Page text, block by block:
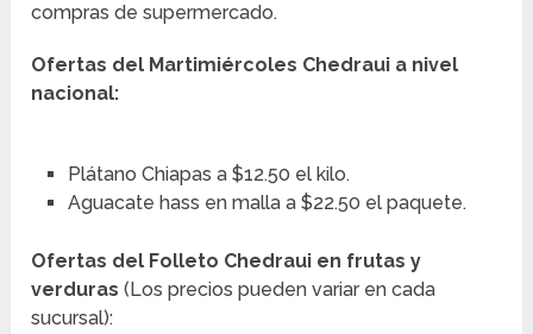
compras de supermercado.
Ofertas del Martimiércoles Chedraui a nivel
nacional:
Plátano Chiapas a $12.50 el kilo.
Aguacate hass en malla a $22.50 el paquete.
Ofertas del Folleto Chedraui en frutas y
verduras (Los precios pueden variar en cada
sucursal):